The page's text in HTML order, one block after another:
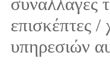
επισκέπτες /
υπηρεσιών